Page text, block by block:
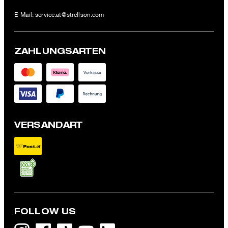
E-Mail:service.at@strellson.com
ZAHLUNGSARTEN
VERSANDART
FOLLOW US